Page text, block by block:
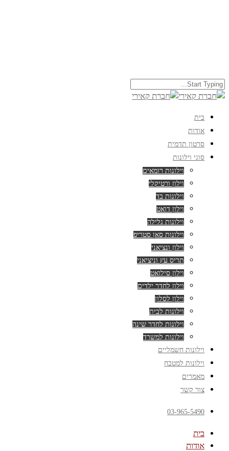
בית
אודות
סרטון תדמית
סוגי וילונות
וילונות רומאים
וילון ורטיקלי
וילונות בד
וילון דואט
וילונות גלילה
וילונות סאן סטריפ
וילון ונציאני
תריס עץ וניציאני
וילון סילואט
וילון לחדר ילדים
וילון לסלון
וילונות לבית
וילונות לחדר שינה
וילונות למשרד
וילונות חשמליים
וילונות למטבח
מאמרים
צור קשר
03-965-5490
בית
אודות